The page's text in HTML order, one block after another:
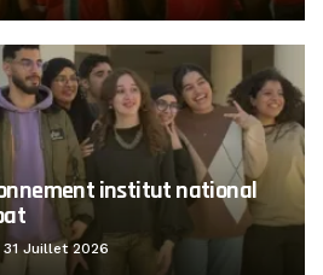
institut national
31 Juillet 2026